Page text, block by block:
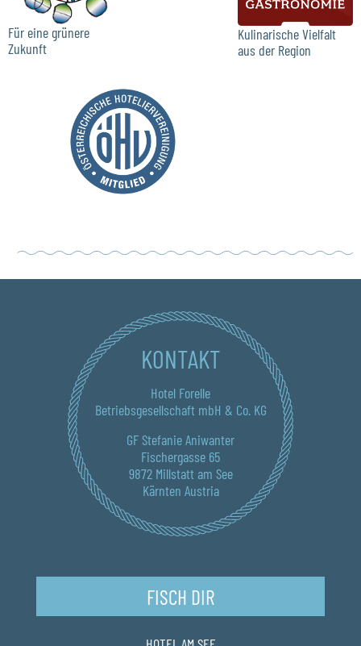
Für eine grünere
Zukunft
Kulinarische Vielfalt
aus der Region
KONTAKT
Hotel Forelle
Betriebsgesellschaft mbH & Co. KG
GF Stefanie Aniwanter
Fischergasse 65
9872 Millstatt am See
Kärnten Austria
FISCH DIR